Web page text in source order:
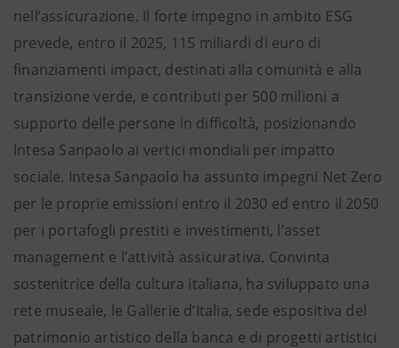
nell’assicurazione. Il forte impegno in ambito ESG
prevede, entro il 2025, 115 miliardi di euro di
finanziamenti impact, destinati alla comunità e alla
transizione verde, e contributi per 500 milioni a
supporto delle persone in difficoltà, posizionando
Intesa Sanpaolo ai vertici mondiali per impatto
sociale. Intesa Sanpaolo ha assunto impegni Net Zero
per le proprie emissioni entro il 2030 ed entro il 2050
per i portafogli prestiti e investimenti, l’asset
management e l’attività assicurativa. Convinta
sostenitrice della cultura italiana, ha sviluppato una
rete museale, le Gallerie d’Italia, sede espositiva del
patrimonio artistico della banca e di progetti artistici